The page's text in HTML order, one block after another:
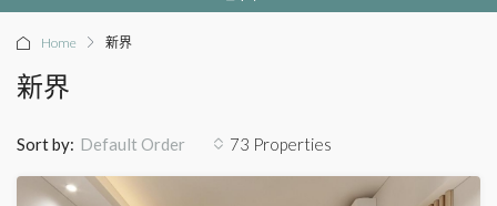
Home 新界
新界
73 Properties
Sort by: Default Order